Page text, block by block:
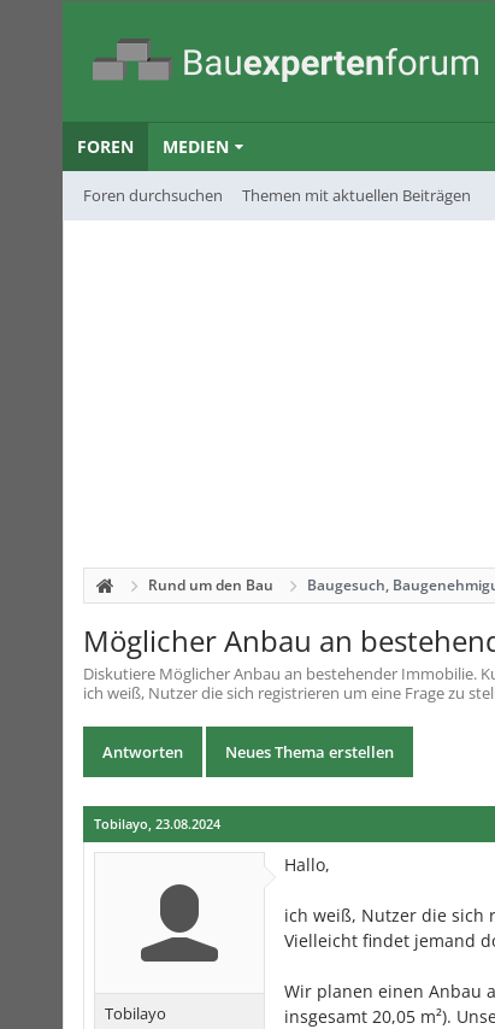
FOREN
Foren durchsuchen Themen mit aktuellen Beiträgen
MEDIEN
Rund um den Bau Baugesuch,
Möglicher Anbau an
Diskutiere Möglicher Anbau an bestehender Immobilie.
ich weiß, Nutzer die sich registrieren um eine Frage zu
Antworten Neues Thema erstellen
Tobilayo, 23.08.2024
Tobilayo
Hallo,
ich weiß, Nutzer die sich
Vielleicht findet jemand
Wir planen einen Anbau
insgesamt 20,05 m²).